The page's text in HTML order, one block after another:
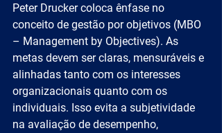
Peter Drucker coloca ênfase no
conceito de gestão por objetivos (MBO
– Management by Objectives). As
metas devem ser claras, mensuráveis e
alinhadas tanto com os interesses
organizacionais quanto com os
individuais. Isso evita a subjetividade
na avaliação de desempenho,